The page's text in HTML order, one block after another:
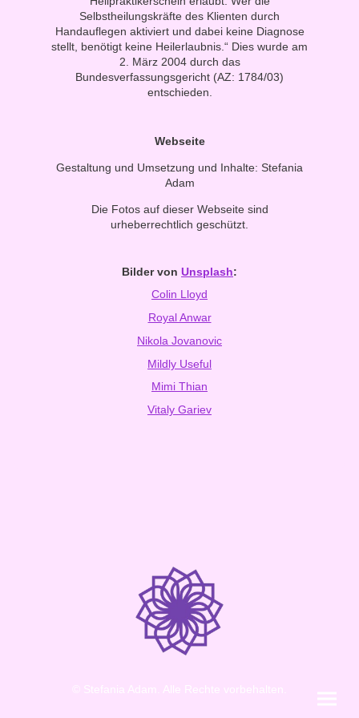
Selbstheilungskräfte des Klienten durch
Handauflegen aktiviert und dabei keine Diagnose
stellt, benötigt keine Heilerlaubnis.“ Dies wurde am
2. März 2004 durch das
Bundesverfassungsgericht (AZ: 1784/03)
entschieden.
Webseite
Gestaltung und Umsetzung und Inhalte: Stefania
Adam
Die Fotos auf dieser Webseite sind
urheberrechtlich geschützt.
Bilder von Unsplash:
Colin Lloyd
Royal Anwar
Nikola Jovanovic
Mildly Useful
Mimi Thian
Vitaly Gariev
© Stefania Adam. Alle Rechte vorbehalten.